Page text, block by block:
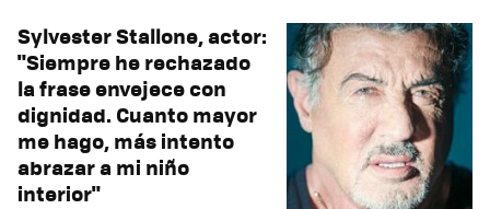
Sylvester Stallone, actor:
"Siempre he rechazado
la frase envejece con
dignidad. Cuanto mayor
me hago, más intento
abrazar a mi niño
interior"